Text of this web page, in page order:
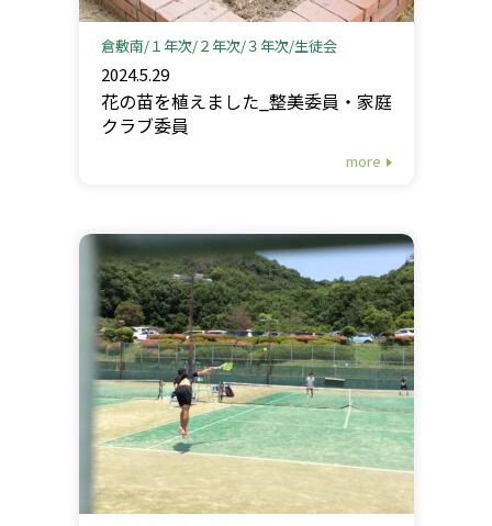
倉敷南 １年次 ２年次 ３年次 生徒会
2024.5.29
花の苗を植えました_整美委員・家庭
クラブ委員
more